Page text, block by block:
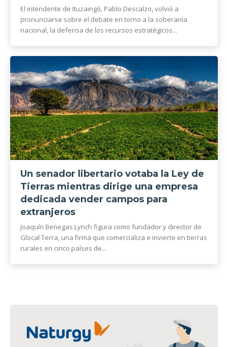
El intendente de Ituzaingó, Pablo Descalzo, volvió a
pronunciarse sobre el debate en torno a la soberanía
nacional, la defensa de los recursos estratégicos...
Un senador libertario votaba la Ley de
Tierras mientras dirige una empresa
dedicada vender campos para
extranjeros
Joaquín Benegas Lynch figura como fundador y director de
Glocal Terra, una firma que comercializa e invierte en tierras
rurales en cinco países de...